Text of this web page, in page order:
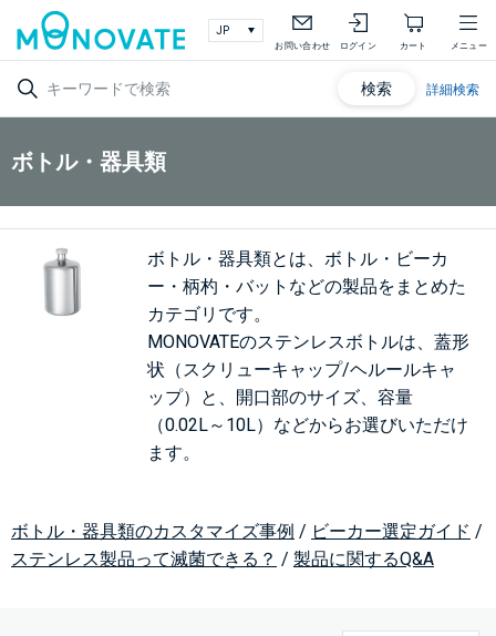
お問い合わせ ログイン カート メニュー
検索 詳細検索
ボトル・器具類
ボトル・器具類とは、ボトル・ビーカ
ー・柄杓・バットなどの製品をまとめた
カテゴリです。
MONOVATEのステンレスボトルは、蓋形
状（スクリューキャップ/ヘルールキャ
ップ）と、開口部のサイズ、容量
（0.02L～10L）などからお選びいただけ
ます。
ボトル・器具類のカスタマイズ事例 / ビーカー選定ガイド /
ステンレス製品って滅菌できる？ / 製品に関するQ&A